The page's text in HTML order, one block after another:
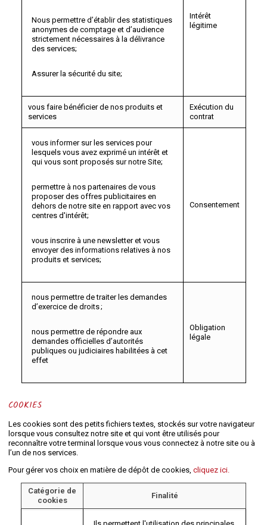
Nous permettre d’établir des statistiques
anonymes de comptage et d’audience
strictement nécessaires à la délivrance
des services;
Assurer la sécurité du site;
Intérêt
légitime
vous faire bénéficier de nos produits et
services
Exécution du
contrat
vous informer sur les services pour
lesquels vous avez exprimé un intérêt et
qui vous sont proposés sur notre Site;
permettre à nos partenaires de vous
proposer des offres publicitaires en
dehors de notre site en rapport avec vos
centres d'intérêt;
vous inscrire à une newsletter et vous
envoyer des informations relatives à nos
produits et services;
Consentement
nous permettre de traiter les demandes
d’exercice de droits ;
nous permettre de répondre aux
demandes officielles d’autorités
publiques ou judiciaires habilitées à cet
effet
Obligation
légale
COOKIES
Les cookies sont des petits fichiers textes, stockés sur votre navigateur
lorsque vous consultez notre site et qui vont être utilisés pour
reconnaître votre terminal lorsque vous vous connectez à notre site ou à
l’un de nos services.
Pour gérer vos choix en matière de dépôt de cookies,cliquez ici.
Catégorie de
cookies
Finalité
Ils permettent l'utilisation des principales